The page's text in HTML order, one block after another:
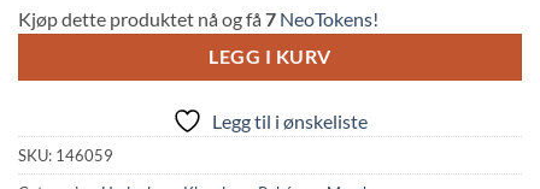
Kjøp dette produktet nå og få 7 NeoTokens!
LEGG I KURV
Legg til i ønskeliste
SKU: 146059